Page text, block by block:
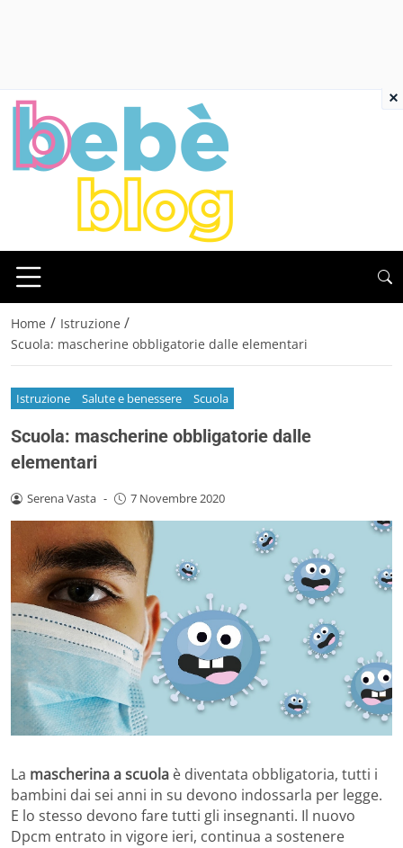
Home / Istruzione /
Scuola: mascherine obbligatorie dalle elementari
Istruzione Salute e benessere Scuola
Scuola: mascherine obbligatorie dalle
elementari
Serena Vasta - 7 Novembre 2020
La mascherina a scuola è diventata obbligatoria, tutti i
bambini dai sei anni in su devono indossarla per legge.
E lo stesso devono fare tutti gli insegnanti. Il nuovo
Dpcm entrato in vigore ieri, continua a sostenere
×